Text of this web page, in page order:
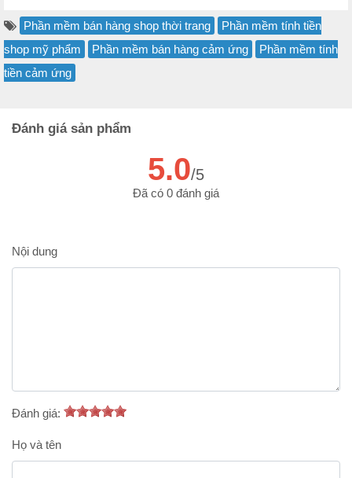
Phần mềm bán hàng shop thời trang
Phần mềm tính tiền
shop mỹ phẩm
Phần mềm bán hàng cảm ứng
Phần mềm tính
tiền cảm ứng
Đánh giá sản phẩm
5.0/5
Đã có 0 đánh giá
Nội dung
Đánh giá:
Họ và tên